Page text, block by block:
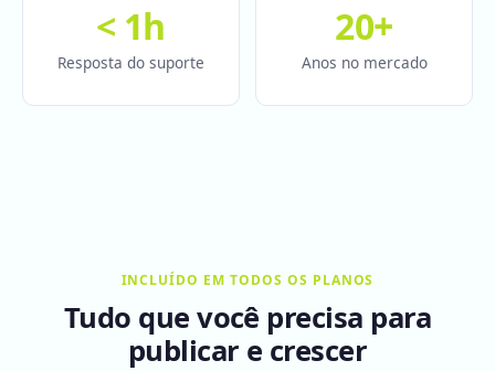
< 1h
Resposta do suporte
20+
Anos no mercado
INCLUÍDO EM TODOS OS PLANOS
Tudo que você precisa para
publicar e crescer